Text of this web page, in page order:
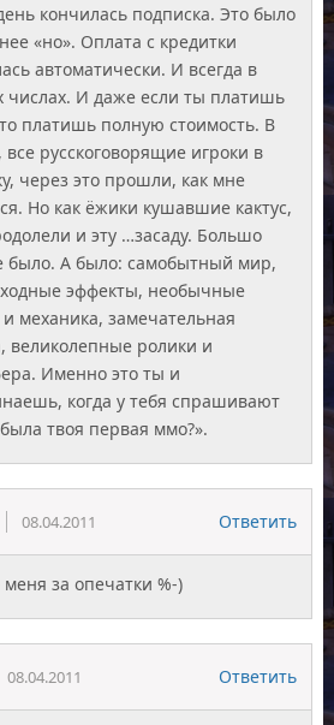
кончилась подписка. Это было
«но». Оплата с кредитки
автоматически. И всегда в
числах. И даже если ты платишь
платишь полную стоимость. В
русскоговорящие игроки в
через это прошли, как мне
Но как ёжики кушавшие кактус,
и эту …засаду. Большо
было. А было: самобытный мир,
эффекты, необычные
и механика, замечательная
великолепные ролики и
Именно это ты и
когда у тебя спрашивают
твоя первая ммо?».
08.04.2011 Ответить
за опечатки %-)
08.04.2011 Ответить